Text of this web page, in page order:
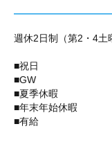
週休2日制（第2・4土
■祝日
■GW
■夏季休暇
■年末年始休暇
■有給